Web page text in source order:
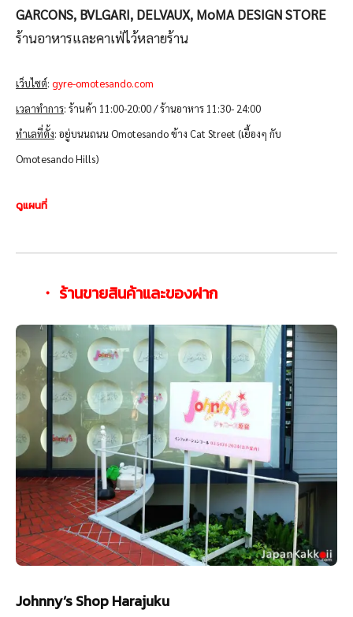
GARCONS, BVLGARI, DELVAUX, MoMA DESIGN STORE
ร้านอาหารและคาเฟ่ไว้หลายร้าน
เว็บไซต์: gyre-omotesando.com
เวลาทำการ: ร้านค้า 11:00-20:00 / ร้านอาหาร 11:30- 24:00
ทำเลที่ตั้ง: อยู่บนนถนน Omotesando ข้าง Cat Street (เยื้องๆ กับ
Omotesando Hills)
ดูแผนที่
・ ร้านขายสินค้าและของฝาก
Johnny’s Shop Harajuku